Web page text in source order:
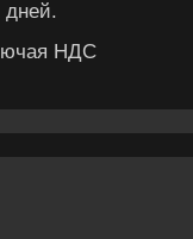
дней.
НДС